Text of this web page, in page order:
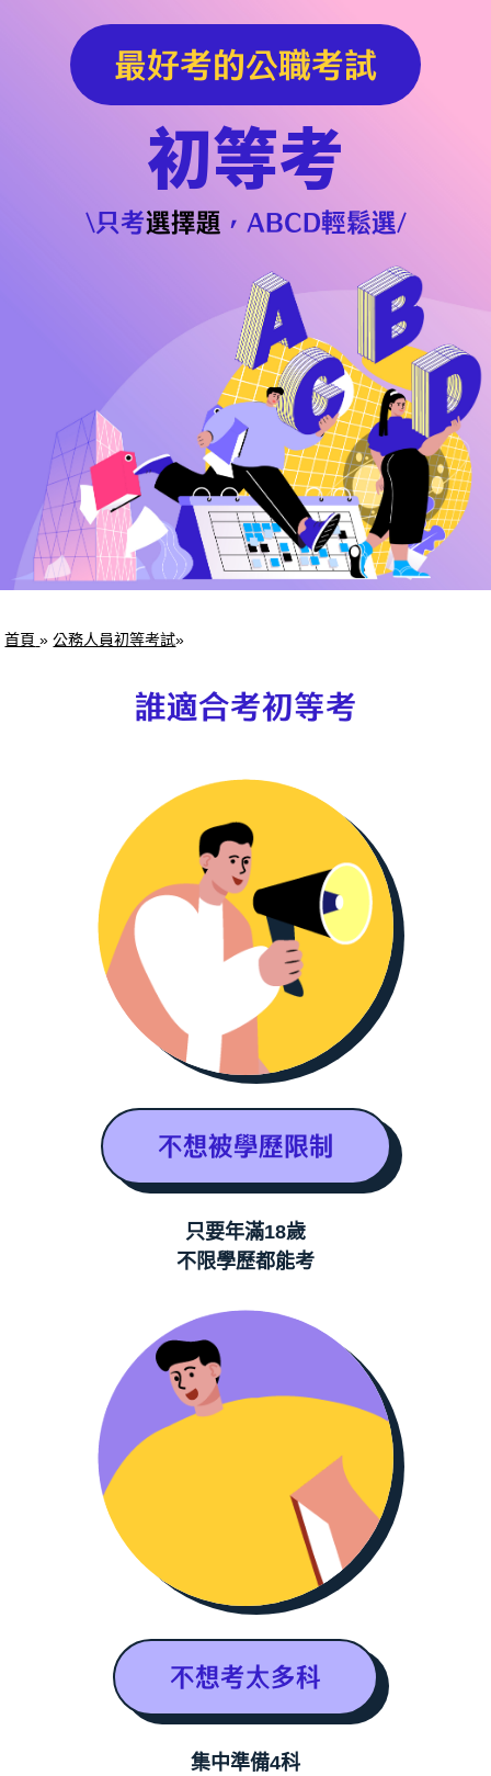
最好考的公職考試
初等考
\只考選擇題 ，ABCD輕鬆選/
首頁 » 公務人員初等考試»
誰適合考初等考
不想被學歷限制
只要年滿18歲
不限學歷都能考
不想考太多科
集中準備4科